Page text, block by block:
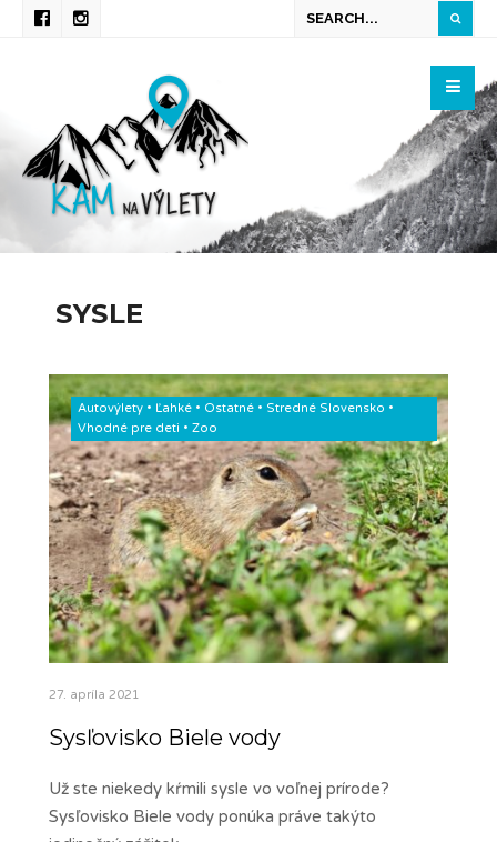
SYSLE
Autovýlety • Ľahké • Ostatné • Stredné Slovensko •
Vhodné pre deti • Zoo
27. apríla 2021
Sysľovisko Biele vody
Už ste niekedy kŕmili sysle vo voľnej prírode?
Sysľovisko Biele vody ponúka práve takýto